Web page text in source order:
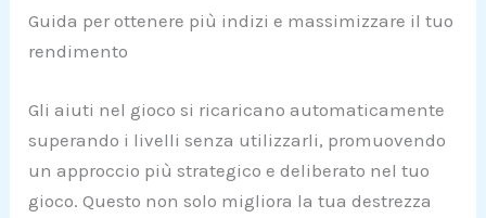
Guida per ottenere più indizi e massimizzare il tuo
rendimento
Gli aiuti nel gioco si ricaricano automaticamente
superando i livelli senza utilizzarli, promuovendo
un approccio più strategico e deliberato nel tuo
gioco. Questo non solo migliora la tua destrezza